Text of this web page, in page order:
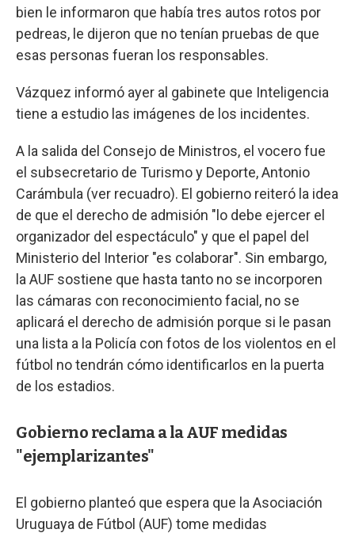
bien le informaron que había tres autos rotos por
pedreas, le dijeron que no tenían pruebas de que
esas personas fueran los responsables.
Vázquez informó ayer al gabinete que Inteligencia
tiene a estudio las imágenes de los incidentes.
A la salida del Consejo de Ministros, el vocero fue
el subsecretario de Turismo y Deporte, Antonio
Carámbula (ver recuadro). El gobierno reiteró la idea
de que el derecho de admisión "lo debe ejercer el
organizador del espectáculo" y que el papel del
Ministerio del Interior "es colaborar". Sin embargo,
la AUF sostiene que hasta tanto no se incorporen
las cámaras con reconocimiento facial, no se
aplicará el derecho de admisión porque si le pasan
una lista a la Policía con fotos de los violentos en el
fútbol no tendrán cómo identificarlos en la puerta
de los estadios.
Gobierno reclama a la AUF medidas
"ejemplarizantes"
El gobierno planteó que espera que la Asociación
Uruguaya de Fútbol (AUF) tome medidas